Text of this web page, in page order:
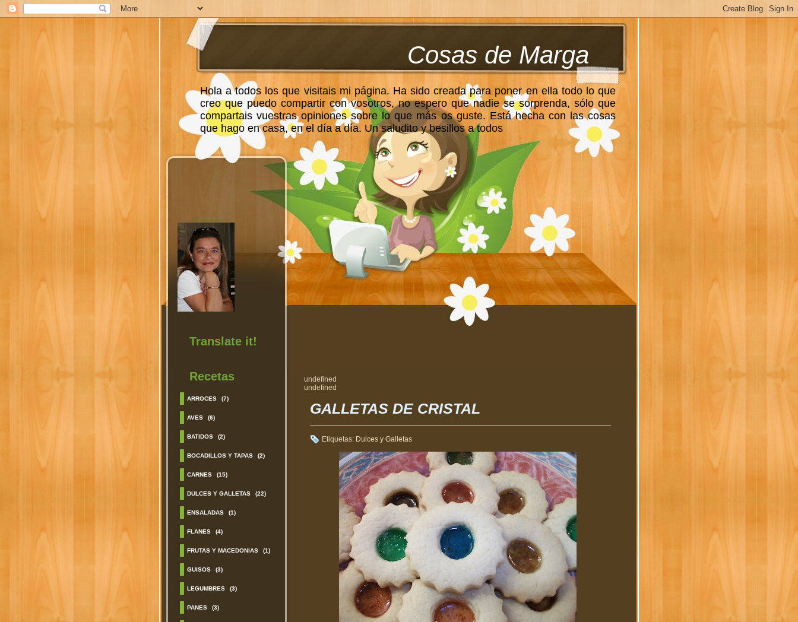
Cosas de Marga
Hola a todos los que visitais mi página. Ha sido creada para poner en ella todo lo que
creo que puedo compartir con vosotros, no espero que nadie se sorprenda, sólo que
compartais vuestras opiniones sobre lo que más os guste. Está hecha con las cosas
que hago en casa, en el día a día. Un saludito y besillos a todos
Translate it!
Recetas
ARROCES (7)
AVES (6)
BATIDOS (2)
BOCADILLOS Y TAPAS (2)
CARNES (15)
DULCES Y GALLETAS (22)
ENSALADAS (1)
FLANES (4)
FRUTAS Y MACEDONIAS (1)
GUISOS (3)
LEGUMBRES (3)
PANES (3)
undefined
undefined
GALLETAS DE CRISTAL
Etiquetas: Dulces y Galletas